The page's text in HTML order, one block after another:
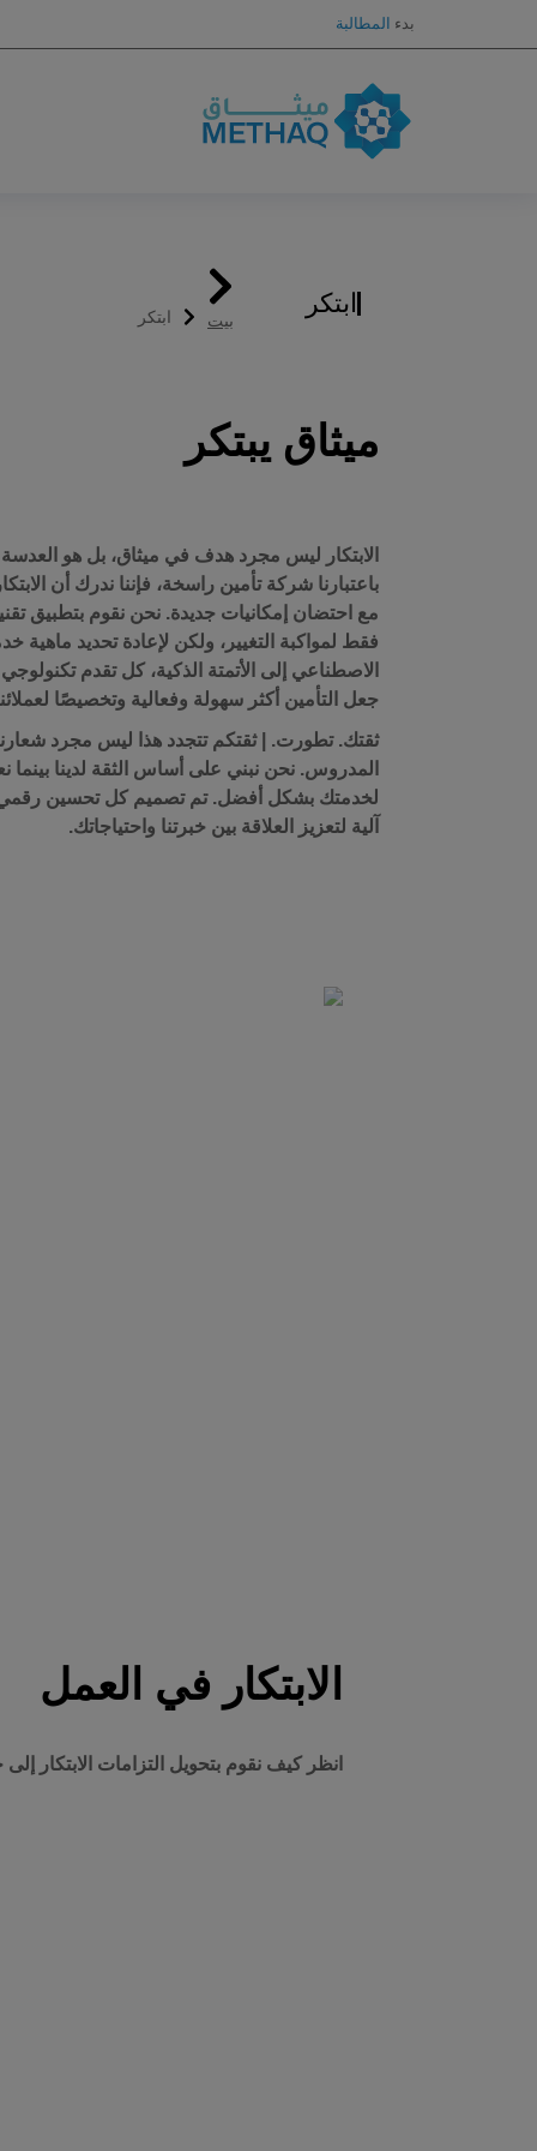
بدء المطالبة
ابتكر
You are here:
بيت ابتكر
ميثاق يبتكر
الابتكار ليس مجرد هدف في ميثاق، بل هو العدسة
باعتبارنا شركة تأمين راسخة، فإننا ندرك أن
مع احتضان إمكانيات جديدة. نحن نقوم بتطبيق
فقط لمواكبة التغيير، ولكن لإعادة تحديد ماهية
الاصطناعي إلى الأتمتة الذكية، كل تقدم
جعل التأمين أكثر سهولة وفعالية وتخصيصًا
ثقتك. تطورت. | ثقتكم تتجدد هذا ليس مجرد شعارنا –
المدروس. نحن نبني على أساس الثقة لدينا بينما
لخدمتك بشكل أفضل. تم تصميم كل تحسين
آلية لتعزيز العلاقة بين خبرتنا واحتياجاتك.
الابتكار في العمل
انظر كيف نقوم بتحويل التزامات الابتكار